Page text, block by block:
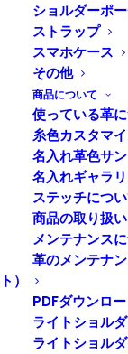
ショルダーポ
ストラップ
スマホケース
その他
商品について
使っている革
糸色カスタマ
名入れ革色サ
名入れギャラ
ステッチにつ
商品の取り扱
メンテナンス
革のメンテナ
ト）
PDFダウンロ
ライトショル
ライトショル
植物性タンニ
めらかな手触
質感に癒され
使用。滑り止
す。また、名
もちろんプレ
むごとに深い
ください。